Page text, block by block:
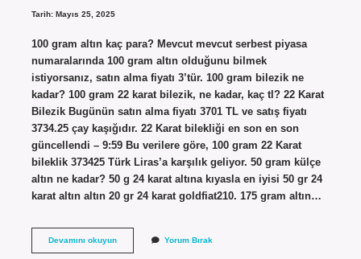
Tarih: Mayıs 25, 2025
100 gram altın kaç para? Mevcut mevcut serbest piyasa
numaralarında 100 gram altın olduğunu bilmek
istiyorsanız, satın alma fiyatı 3’tür. 100 gram bilezik ne
kadar? 100 gram 22 karat bilezik, ne kadar, kaç tl? 22 Karat
Bilezik Bugünün satın alma fiyatı 3701 TL ve satış fiyatı
3734.25 çay kaşığıdır. 22 Karat bilekliği en son en son
güncellendi – 9:59 Bu verilere göre, 100 gram 22 Karat
bileklik 373425 Türk Liras’a karşılık geliyor. 50 gram külçe
altın ne kadar? 50 g 24 karat altına kıyasla en iyisi 50 gr 24
karat altın altın 20 gr 24 karat goldfiat210. 175 gram altın…
Devamını okuyun100
Yorum Bırak